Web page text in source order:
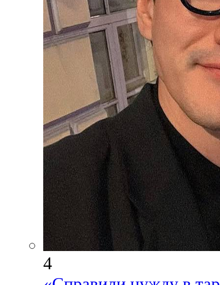
4